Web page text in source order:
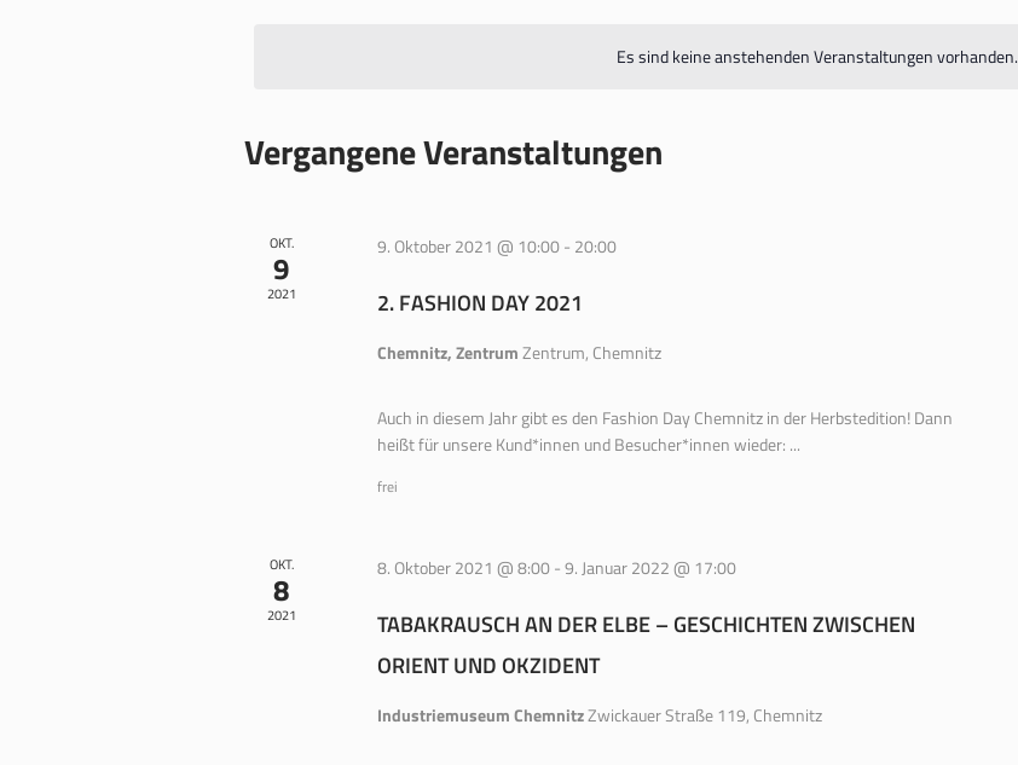
Es sind keine anstehenden Veranstaltungen vorhanden.
Vergangene Veranstaltungen
OKT.
9
2021
9. Oktober 2021 @ 10:00- 20:00
2. FASHION DAY 2021
Chemnitz, ZentrumZentrum, Chemnitz
Auch in diesem Jahr gibt es den Fashion Day Chemnitz in der Herbstedition! Dann
heißt für unsere Kund*innen und Besucher*innen wieder: ...
frei
OKT.
8
2021
8. Oktober 2021 @ 8:00-9. Januar 2022 @ 17:00
TABAKRAUSCH AN DER ELBE – GESCHICHTEN ZWISCHEN
ORIENT UND OKZIDENT
Industriemuseum ChemnitzZwickauer Straße 119, Chemnitz